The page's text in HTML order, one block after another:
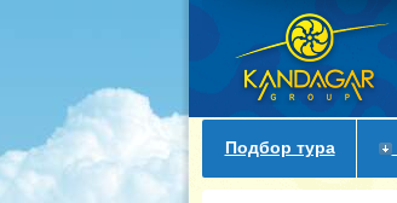
Подбор тура